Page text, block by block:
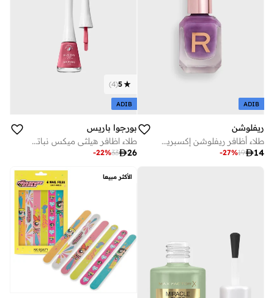
ADIB
ريفلوشن
طلاء أظافر ريفلوشن إكسبريس - ارجواني جريب
14
19
-27%
5
(
4
)
ADIB
بورجوا باريس
طلاء اظافر هيلثي ميكس نباتي - 200 وانس اند فلو-رال، 12 مل
26
33
-22%
الأكثر مبيعا